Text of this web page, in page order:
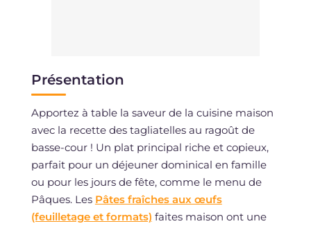
Présentation
Apportez à table la saveur de la cuisine maison
avec la recette des tagliatelles au ragoût de
basse-cour ! Un plat principal riche et copieux,
parfait pour un déjeuner dominical en famille
ou pour les jours de fête, comme le menu de
Pâques. Les Pâtes fraîches aux œufs
(feuilletage et formats) faites maison ont une